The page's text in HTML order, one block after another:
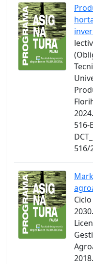
516-
516/